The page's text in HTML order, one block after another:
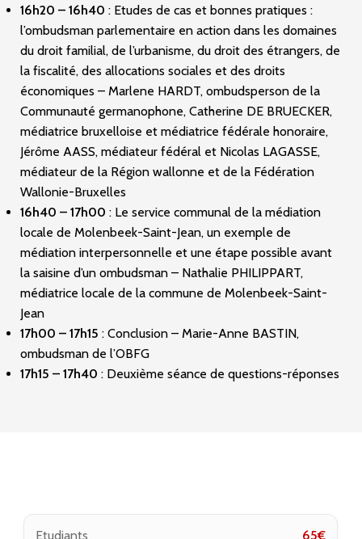
16h20 – 16h40 : Etudes de cas et bonnes pratiques :
l’ombudsman parlementaire en action dans les domaines
du droit familial, de l’urbanisme, du droit des étrangers, de
la fiscalité, des allocations sociales et des droits
économiques – Marlene HARDT, ombudsperson de la
Communauté germanophone, Catherine DE BRUECKER,
médiatrice bruxelloise et médiatrice fédérale honoraire,
Jérôme AASS, médiateur fédéral et Nicolas LAGASSE,
médiateur de la Région wallonne et de la Fédération
Wallonie-Bruxelles
16h40 – 17h00 : Le service communal de la médiation
locale de Molenbeek-Saint-Jean, un exemple de
médiation interpersonnelle et une étape possible avant
la saisine d’un ombudsman – Nathalie PHILIPPART,
médiatrice locale de la commune de Molenbeek-Saint-
Jean
17h00 – 17h15 : Conclusion – Marie-Anne BASTIN,
ombudsman de l’OBFG
17h15 – 17h40 : Deuxième séance de questions-réponses
Etudiants 65€